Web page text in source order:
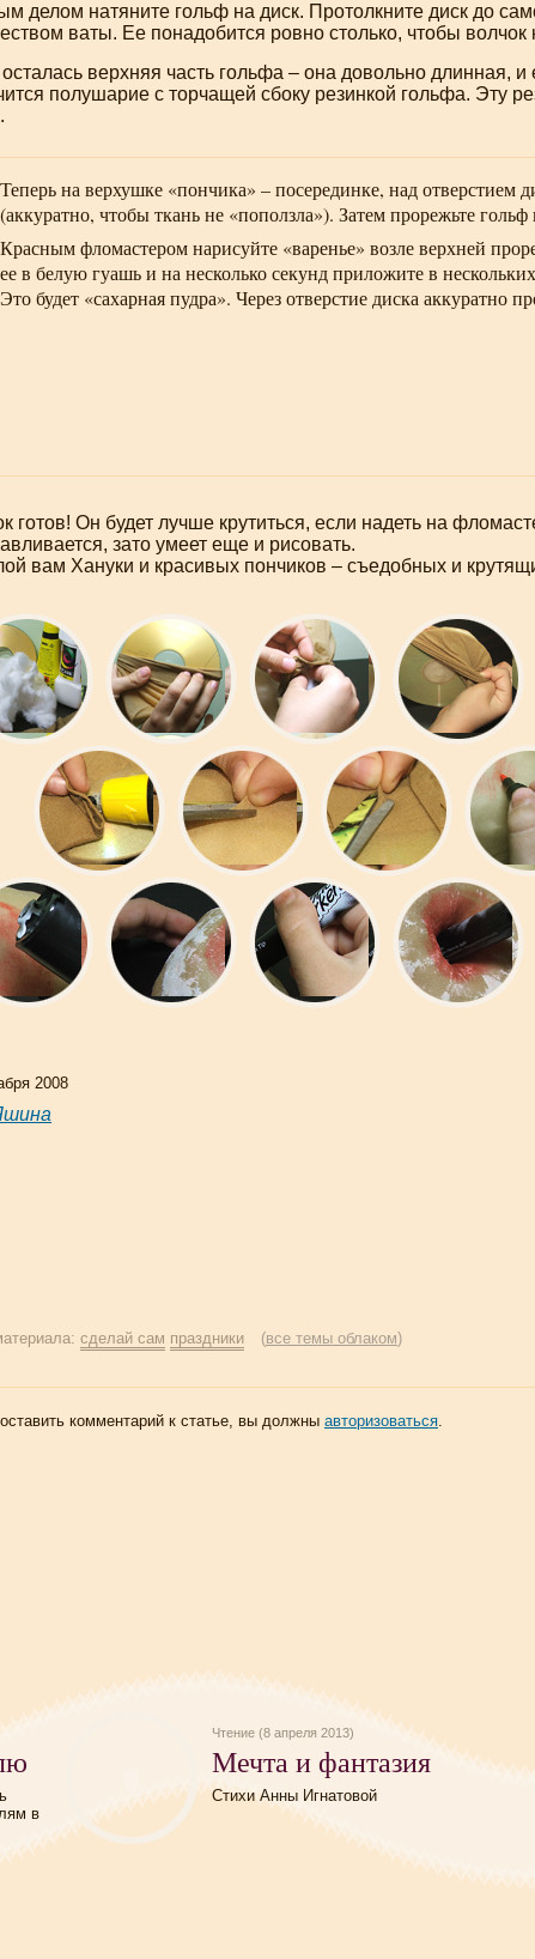
делом натяните гольф на диск. Протолкните диск до
ваты. Ее понадобится ровно столько, чтобы
верхняя часть гольфа – она довольно длинная,
полушарие с торчащей сбоку резинкой гольфа. Эту
Теперь на верхушке «пончика» – посерединке, над отверстием
(аккуратно, чтобы ткань не «поползла»). Затем прорежьте
Красным фломастером нарисуйте «варенье» возле верхней
ее в белую гуашь и на несколько секунд приложите в
Это будет «сахарная пудра». Через отверстие диска аккуратно
готов! Он будет лучше крутиться, если надеть на
зато умеет еще и рисовать.
вам Хануки и красивых пончиков – съедобных и
2008
сделай сам праздники (все темы облаком)
комментарий к статье, вы должны авторизоваться.
в
Чтение (8 апреля 2013)
Мечта и фантазия
Стихи Анны Игнатовой